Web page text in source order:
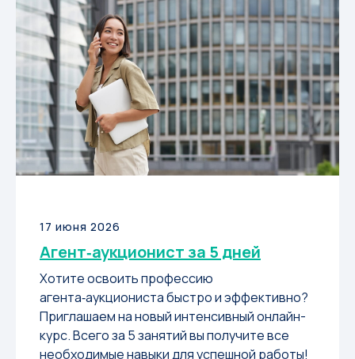
17 июня 2026
Агент‑аукционист за 5 дней
Хотите освоить профессию
агента‑аукциониста быстро и эффективно?
Приглашаем на новый интенсивный онлайн-
курс. Всего за 5 занятий вы получите все
необходимые навыки для успешной работы!